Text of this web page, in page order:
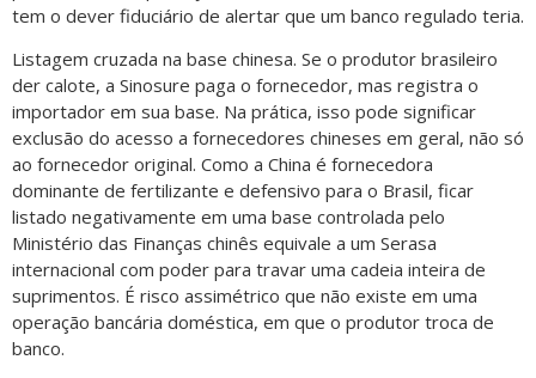
tem o dever fiduciário de alertar que um banco regulado teria.
Listagem cruzada na base chinesa. Se o produtor brasileiro
der calote, a Sinosure paga o fornecedor, mas registra o
importador em sua base. Na prática, isso pode significar
exclusão do acesso a fornecedores chineses em geral, não só
ao fornecedor original. Como a China é fornecedora
dominante de fertilizante e defensivo para o Brasil, ficar
listado negativamente em uma base controlada pelo
Ministério das Finanças chinês equivale a um Serasa
internacional com poder para travar uma cadeia inteira de
suprimentos. É risco assimétrico que não existe em uma
operação bancária doméstica, em que o produtor troca de
banco.